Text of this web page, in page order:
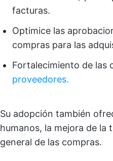
facturas.
Optimice las
compras para las
Fortalecimiento de las
proveedores.
Su adopción también
humanos, la mejora de la
general de las compras.